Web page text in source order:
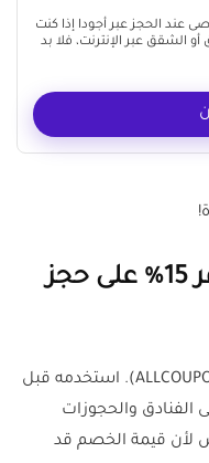
الأقصى عند الحجز عبر أجودا إذا كنت
الشقق عبر الإنترنت، فلا بد
كود خصم اجودا 2026: وفر 15% على حجز
كود خصم اجودا المتوفر حالياً هو (ALLCOUPONAT). استخدمه قبل
الفنادق والحجوزات
لأن قيمة الخصم قد